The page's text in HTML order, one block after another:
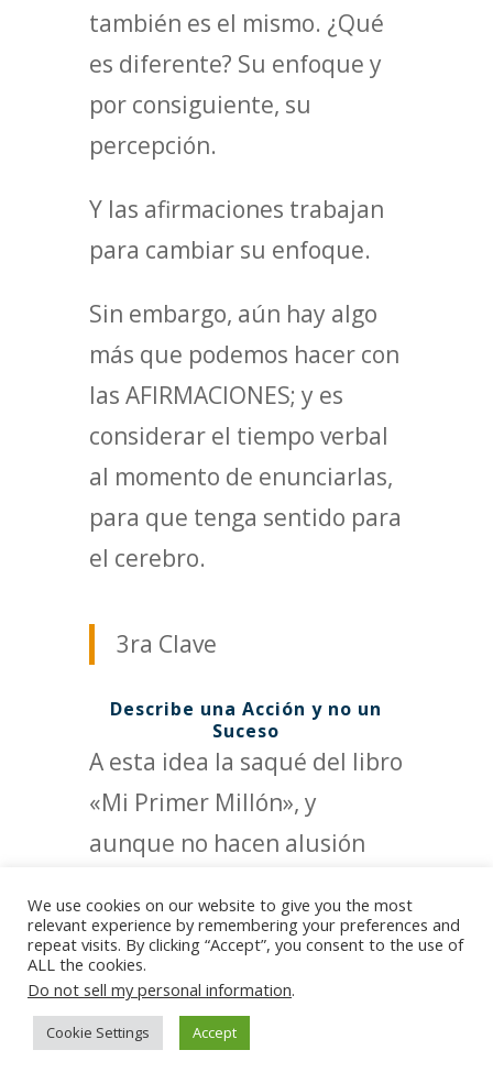
también es el mismo. ¿Qué
es diferente? Su enfoque y
por consiguiente, su
percepción.
Y las afirmaciones trabajan
para cambiar su enfoque.
Sin embargo, aún hay algo
más que podemos hacer con
las AFIRMACIONES; y es
considerar el tiempo verbal
al momento de enunciarlas,
para que tenga sentido para
el cerebro.
3ra Clave
Describe una Acción y no un
Suceso
A esta idea la saqué del libro
«Mi Primer Millón», y
aunque no hacen alusión
la tienen muy en cuenta. Los
autores
Godefroy
Poissant(Canadá) también
desarrollan el tema de las
We use cookies on our website to give you the most
relevant experience by remembering your preferences and
repeat visits. By clicking “Accept”, you consent to the use of
ALL the cookies.
Do not sell my personal information.
Cookie Settings Accept